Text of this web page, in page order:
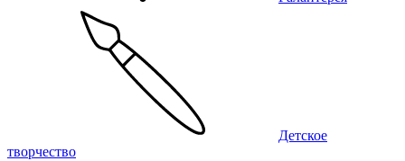
Детское
творчество